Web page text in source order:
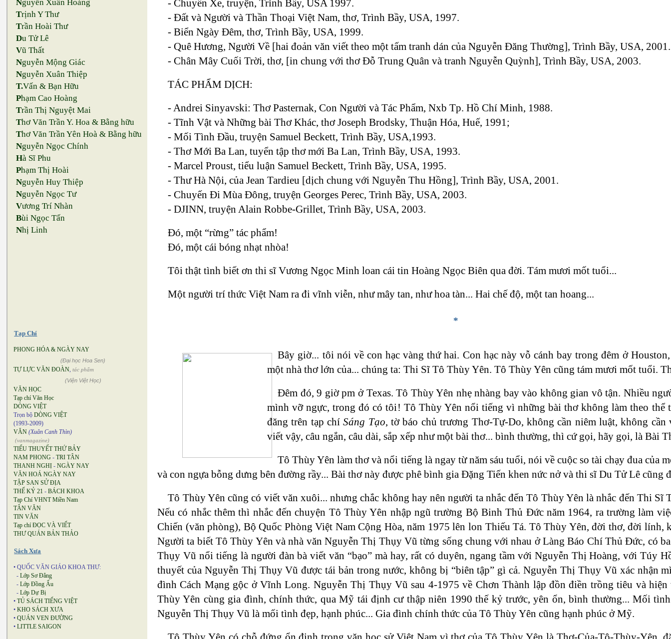
Nguyễn Xuân Hoàng
Trịnh Y Thư
Trần Hoài Thư
Du Tử Lê
Vũ Thất
Nguyễn Mộng Giác
Nguyễn Xuân Thiệp
T.Vấn & Bạn Hữu
Phạm Cao Hoàng
Trần Thị Nguyệt Mai
Thơ Văn Trần Y. Hoa & Bằng hữu
Thơ Văn Trần Yên Hoà & Bằng hữu
Nguyễn Ngọc Chính
Hà Sĩ Phu
Phạm Thị Hoài
Nguyễn Huy Thiệp
Nguyễn Ngọc Tư
Vương Trí Nhàn
Bùi Ngọc Tấn
Nhị Linh
Tạp Chí
PHONG HÓA & NGÀY NAY
(Đại học Hoa Sen)
TỰ LỰC VĂN ĐOÀN, tác phẩm
(Viện Việt Học)
VĂN HỌC
Tạp chí Văn Học
DÒNG VIỆT
Trọn bộ DÒNG VIỆT
(1993-2009)
VĂN (Xuân Canh Thìn)
(vanmagazine)
TIỂU THUYẾT THỨ BẢY
NAM PHONG - TRI TÂN
THANH NGHỊ - NGÀY NAY
VĂN HOÁ NGÀY NAY
TẬP SAN SỬ ĐỊA
THẾ KỶ 21 - BÁCH KHOA
Tạp Chí VHNT Miền Nam
TÂN VĂN
TIN VĂN
Tạp chí ĐỌC VÀ VIẾT
THƯ QUÁN BẢN THẢO
Sách Xưa
• QUỐC VĂN GIÁO KHOA THƯ:
- Lớp Sơ Đẳng
- Lớp Đồng Ấu
- Lớp Dự Bị
• TỦ SÁCH TIẾNG VIỆT
• KHO SÁCH XƯA
• QUÁN VEN ĐƯỜNG
• LITTLE SAIGON
- Chuyến Xe, truyện, Trình Bầy, USA 1997.
- Đất và Người và Thần Thoại Việt Nam, thơ, Trình Bầy, USA, 1997.
- Biển Ngày Đêm, thơ, Trình Bầy, USA, 1999.
- Quê Hương, Người Về [hai đoản văn viết theo một tấm tranh dán của Nguyễn Đăng Thường], Trình Bầy, USA, 2001.
- Chân Mây Cuối Trời, thơ, [in chung với thơ Đỗ Trung Quân và tranh Nguyễn Quỳnh], Trình Bầy, USA, 2003.
TÁC PHẨM DỊCH:
- Andrei Sinyavski: Thơ Pasternak, Con Người và Tác Phẩm, Nxb Tp. Hồ Chí Minh, 1988.
- Tĩnh Vật và Những bài Thơ Khác, thơ Joseph Brodsky, Thuận Hóa, Huế, 1991;
- Mối Tình Đầu, truyện Samuel Beckett, Trình Bầy, USA,1993.
- Thơ Mới Ba Lan, tuyển tập thơ mới Ba Lan, Trình Bầy, USA, 1993.
- Marcel Proust, tiểu luận Samuel Beckett, Trình Bầy, USA, 1995.
- Thư Hà Nội, của Jean Tardieu [dịch chung với Nguyễn Thu Hồng], Trình Bầy, USA, 2001.
- Chuyến Đi Mùa Đông, truyện Georges Perec, Trình Bầy, USA, 2003.
- DJINN, truyện Alain Robbe-Grillet, Trình Bầy, USA, 2003.
Đó, một “rừng” tác phẩm!
Đó, một cái bóng nhạt nhòa!
Tôi thật tình biết ơn thi sĩ Vương Ngọc Minh loan cái tin Hoàng Ngọc Biên qua đời. Tám mươi mốt tuổi...
Một người trí thức Việt Nam ra đi vĩnh viễn, như mây tan, như hoa tàn... Hai chế độ, một tan hoang...
*
Bây giờ... tôi nói về con hạc vàng thứ hai. Con hạc này vỗ cánh bay trong đêm ở
một nhà thơ lớn của... chúng ta: Thi Sĩ Tô Thùy Yên. Tô Thùy Yên cũng tám mươi mốt tuổi.
Đêm đó, 9 giờ pm ở Texas. Tô Thùy Yên nhẹ nhàng bay vào không gian vô tận. Nhiều
mình vỡ ngực, trong đó có tôi! Tô Thùy Yên nổi tiếng vì những bài thơ không làm theo thể
đăng trên tạp chíSáng Tạo, tờ báo chủ trương Thơ-Tự-Do, không cần niêm luật, không cần
viết vậy, câu ngắn, câu dài, sắp xếp như một bài thơ... bình thường, thì cứ gọi, hãy gọi, là Bài
Tô Thùy Yên làm thơ và nổi tiếng là ngay từ năm sáu tuổi, nói về cuộc so tài chạy đua của
và con ngựa bỗng dưng bên đường rầy... Bài thơ này được phê bình gia Đặng Tiến khen nức nở và thi sĩ Du Tử Lê cũng
Tô Thùy Yên cũng có viết văn xuôi... nhưng chắc không hay nên người ta nhắc đến Tô Thùy Yên là nhắc đến Thi Sĩ
Nếu có nhắc thêm thì nhắc đến chuyện Tô Thùy Yên nhập ngũ trường Bộ Binh Thủ Đức năm 1964, ra trường làm
Chiến (văn phòng), Bộ Quốc Phòng Việt Nam Cộng Hòa, năm 1975 lên lon Thiếu Tá. Tô Thùy Yên, đời thơ, đời lính,
Người ta biết Tô Thùy Yên và nhà văn Nguyễn Thị Thụy Vũ từng sống chung với nhau ở Làng Báo Chí Thủ Đức, có
Thụy Vũ nổi tiếng là người đàn bà viết văn “bạo” mà hay, rất có duyên, ngang tầm với Nguyễn Thị Hoàng, với Túy
thuyết của Nguyễn Thị Thụy Vũ được tái bản trong nước, không bị “biên tập” gì cả. Nguyễn Thị Thụy Vũ xác nhận
đình Cách Mạng gộc ở Vĩnh Long. Nguyễn Thị Thụy Vũ sau 4-1975 về Chơn Thành lập đồn điền trồng tiêu và
Thùy Yên cùng gia đình, chính thức, qua Mỹ tái định cư thập niên 1990 thế kỷ trước, yên ổn, bình thường... Mối
Nguyễn Thị Thụy Vũ là mối tình đẹp, hạnh phúc... Gia đình chính thức của Tô Thùy Yên cũng hạnh phúc ở Mỹ.